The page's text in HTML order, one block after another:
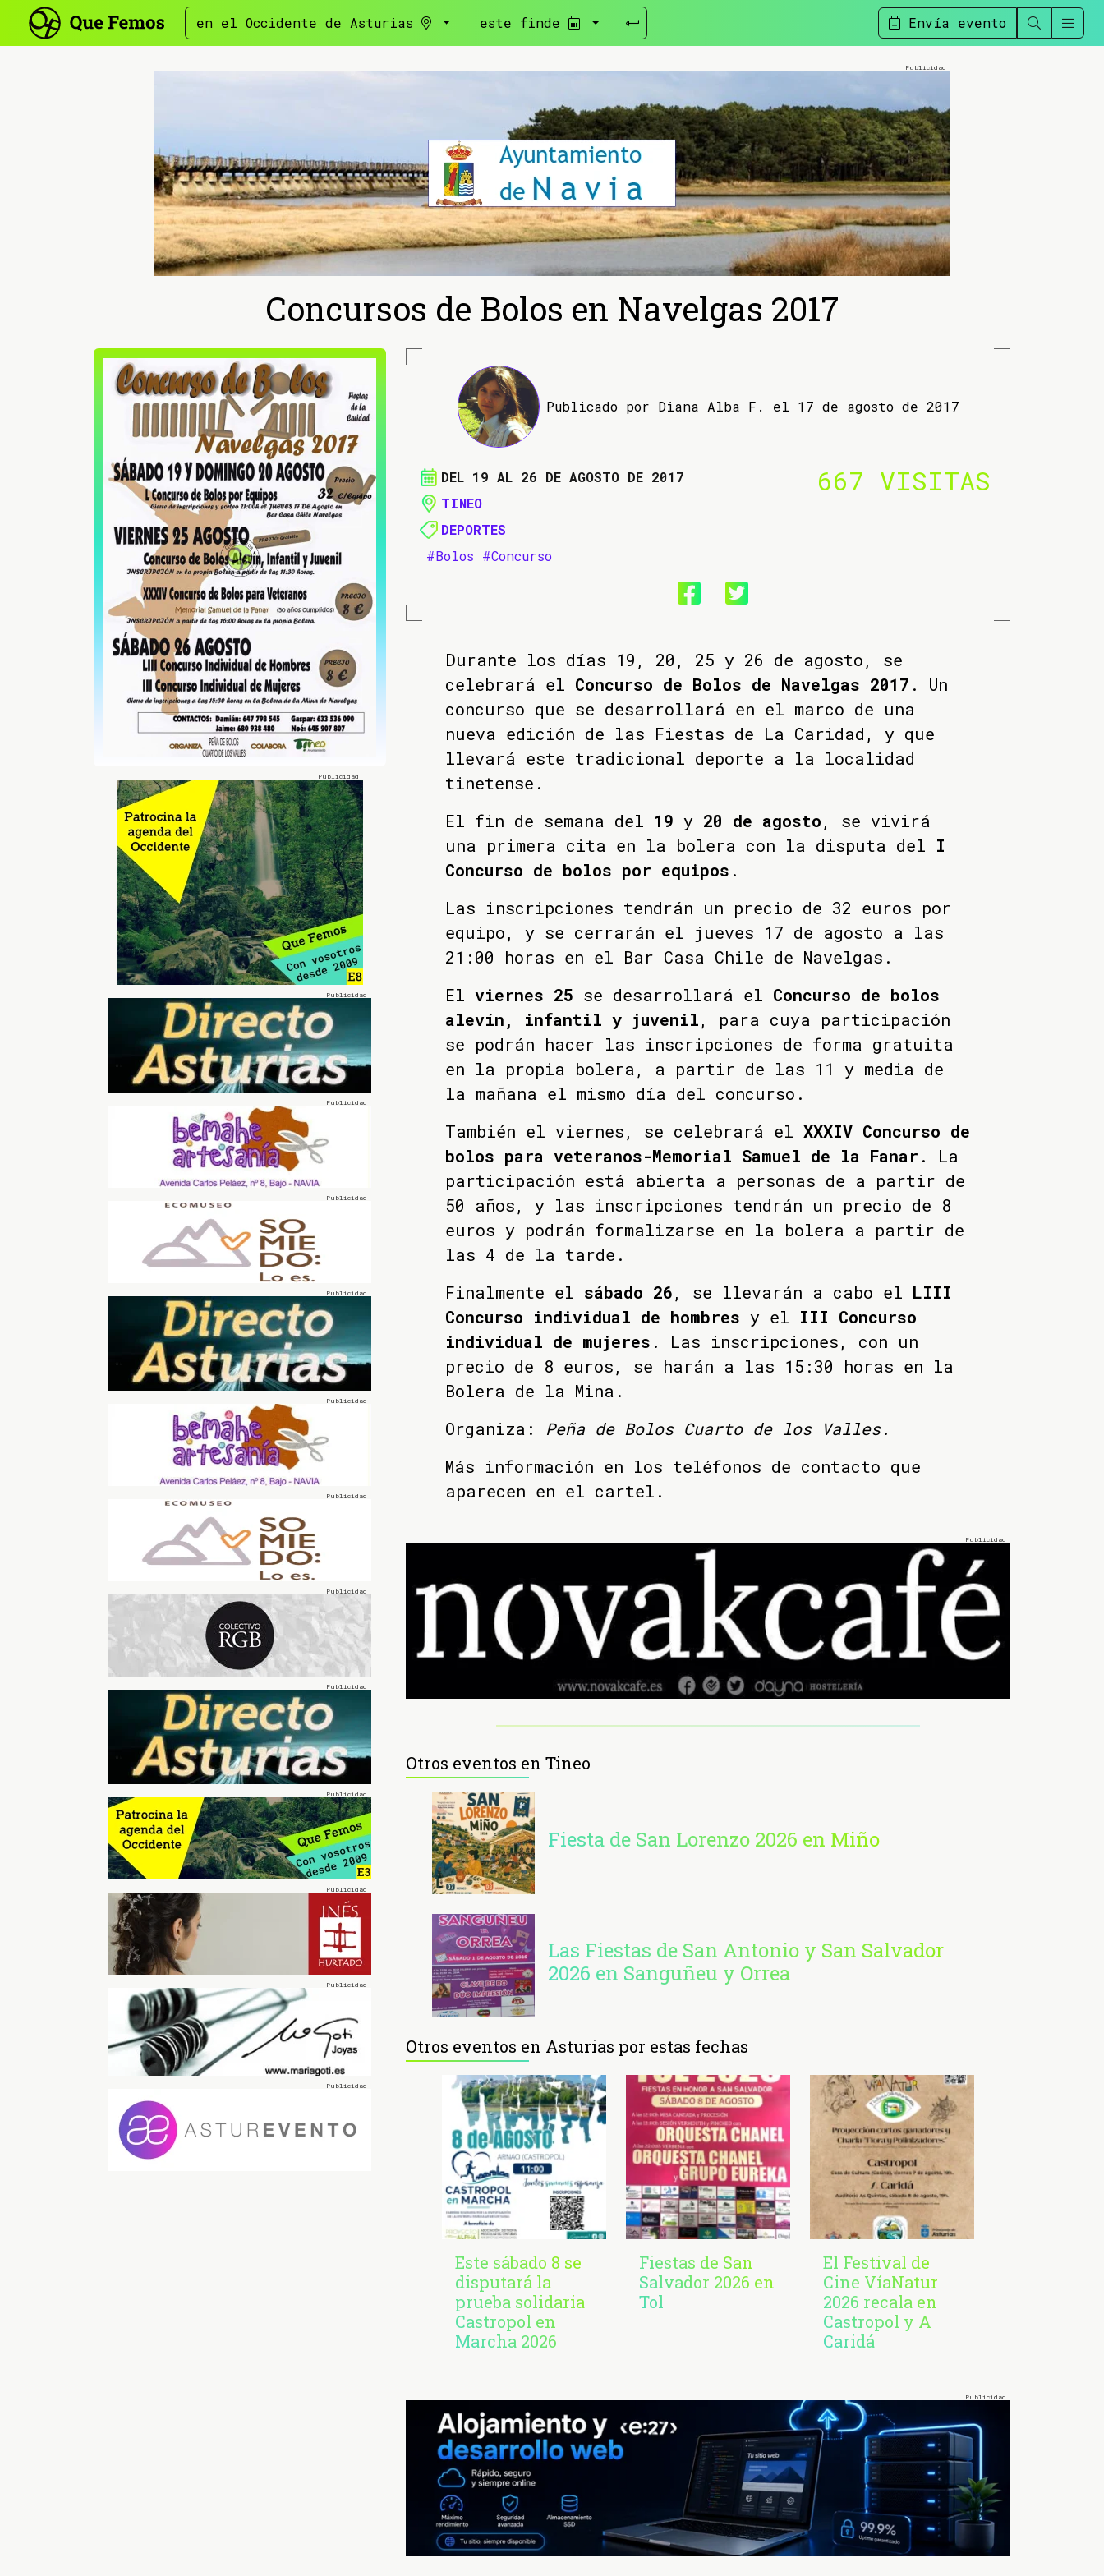
en el Occidente de Asturias este finde Envía evento
Concursos de Bolos en Navelgas 2017
Publicado por Diana Alba F. el 17 de agosto de 2017
DEL 19 AL 26 DE AGOSTO DE 2017
TINEO
DEPORTES
#Bolos #Concurso
667 VISITAS
Durante los días 19, 20, 25 y 26 de agosto, se
celebrará el Concurso de Bolos de Navelgas 2017 . Un
concurso que se desarrollará en el marco de una
nueva edición de las Fiestas de La Caridad, y que
llevará este tradicional deporte a la localidad
tinetense.
El fin de semana del 19 y 20 de agosto, se vivirá
una primera cita en la bolera con la disputa del I
Concurso de bolos por equipos .
Las inscripciones tendrán un precio de 32 euros por
equipo, y se cerrarán el jueves 17 de agosto a las
21:00 horas en el Bar Casa Chile de Navelgas.
El viernes 25 se desarrollará el Concurso de bolos
alevín, infantil y juvenil, para cuya participación
se podrán hacer las inscripciones de forma gratuita
en la propia bolera, a partir de las 11 y media de
la mañana el mismo día del concurso.
También el viernes, se celebrará el XXXIV Concurso de
bolos para veteranos-Memorial Samuel de la Fanar . La
participación está abierta a personas de a partir de
50 años, y las inscripciones tendrán un precio de 8
euros y podrán formalizarse en la bolera a partir de
las 4 de la tarde.
Finalmente el sábado 26, se llevarán a cabo el LIII
Concurso individual de hombres y el III Concurso
individual de mujeres . Las inscripciones, con un
precio de 8 euros, se harán a las 15:30 horas en la
Bolera de la Mina.
Organiza: Peña de Bolos Cuarto de los Valles.
Más información en los teléfonos de contacto que
aparecen en el cartel.
Otros eventos en Tineo
Fiesta de San Lorenzo 2026 en Miño
Las Fiestas de San Antonio y San Salvador
2026 en Sanguñeu y Orrea
Otros eventos en Asturias por estas fechas
Este sábado 8 se
disputará la
prueba solidaria
Castropol en
Marcha 2026
Fiestas de San
Salvador 2026 en
Tol
El Festival de
Cine VíaNatur
2026 recala en
Castropol y A
Caridá